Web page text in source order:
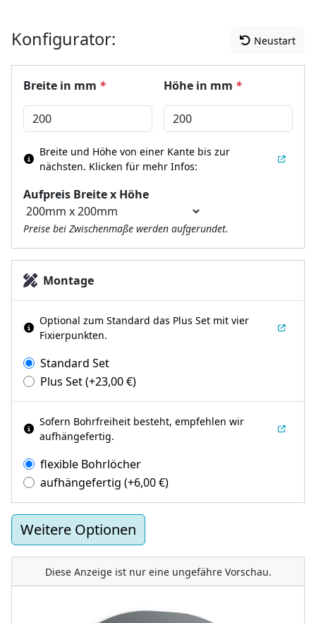
Konfigurator: Neustart
Breite in mm * Höhe in mm *
Aufpreis Breite x Höhe
Breite und Höhe von einer Kante bis zur
nächsten. Klicken für mehr Infos:
Preise bei Zwischenmaße werden aufgerundet.
Montage
Optional zum Standard das Plus Set mit vier
Fixierpunkten.
Standard Set
Plus Set(+23,00€)
Sofern Bohrfreiheit besteht, empfehlen wir
aufhängefertig.
flexible Bohrlöcher
aufhängefertig (+6,00€)
Weitere Optionen
Diese Anzeige ist nur eine ungefähre Vorschau.